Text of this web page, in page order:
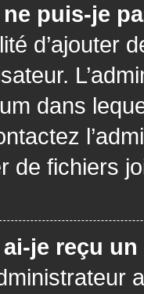
puis-je
d’ajouter
dans
de fichiers
je reçu